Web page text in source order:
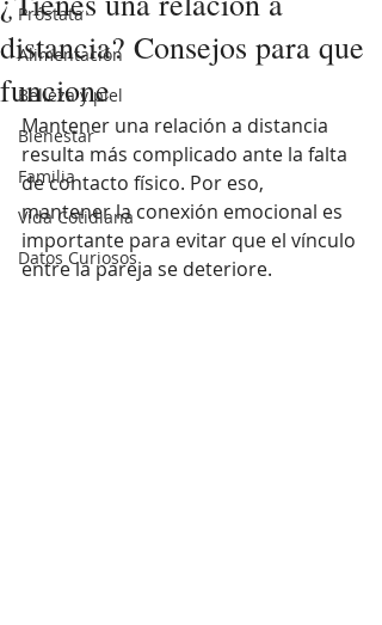
Próstata
Alimentación
Belleza y piel
Bienestar
Familia
Vida Cotidiana
Datos Curiosos
distancia? Consejos para que
funcione
Mantener una relación a distancia
resulta más complicado ante la falta
de contacto físico. Por eso,
mantener la conexión emocional es
importante para evitar que el vínculo
entre la pareja se deteriore.